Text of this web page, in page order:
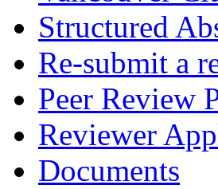
Structured
Re-submit a
Peer Review
Reviewer
Documents